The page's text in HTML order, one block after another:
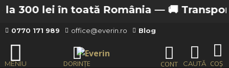
300 lei în toată România — 🚚 Transport
0770 171 989 office@everin.ro Blog